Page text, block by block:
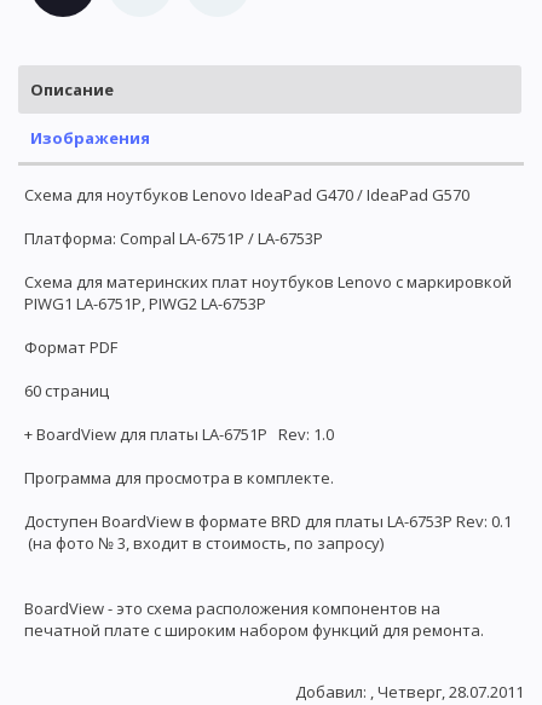
Описание
Изображения
Схема для ноутбуков Lenovo IdeaPad G470 / IdeaPad G570
Платформа: Compal LA-6751P / LA-6753P
Схема для материнских плат ноутбуков Lenovo с маркировкой
PIWG1 LA-6751P, PIWG2 LA-6753P
Формат PDF
60 страниц
+ BoardView для платы LA-6751P Rev: 1.0
Программа для просмотра в комплекте.
Доступен BoardView в формате BRD для платы LA-6753P Rev: 0.1
(на фото № 3, входит в стоимость, по запросу)
BoardView - это схема расположения компонентов на
печатной плате с широким набором функций для ремонта.
Добавил: , Четверг, 28.07.2011